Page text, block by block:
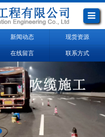
新闻动态 现货资源
在线留言 联系方式